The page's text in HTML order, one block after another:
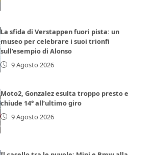
La sfida di Verstappen fuori pista: un
museo per celebrare i suoi trionfi
sull’esempio di Alonso
9 Agosto 2026
Moto2, Gonzalez esulta troppo presto e
chiude 14° all’ultimo giro
9 Agosto 2026